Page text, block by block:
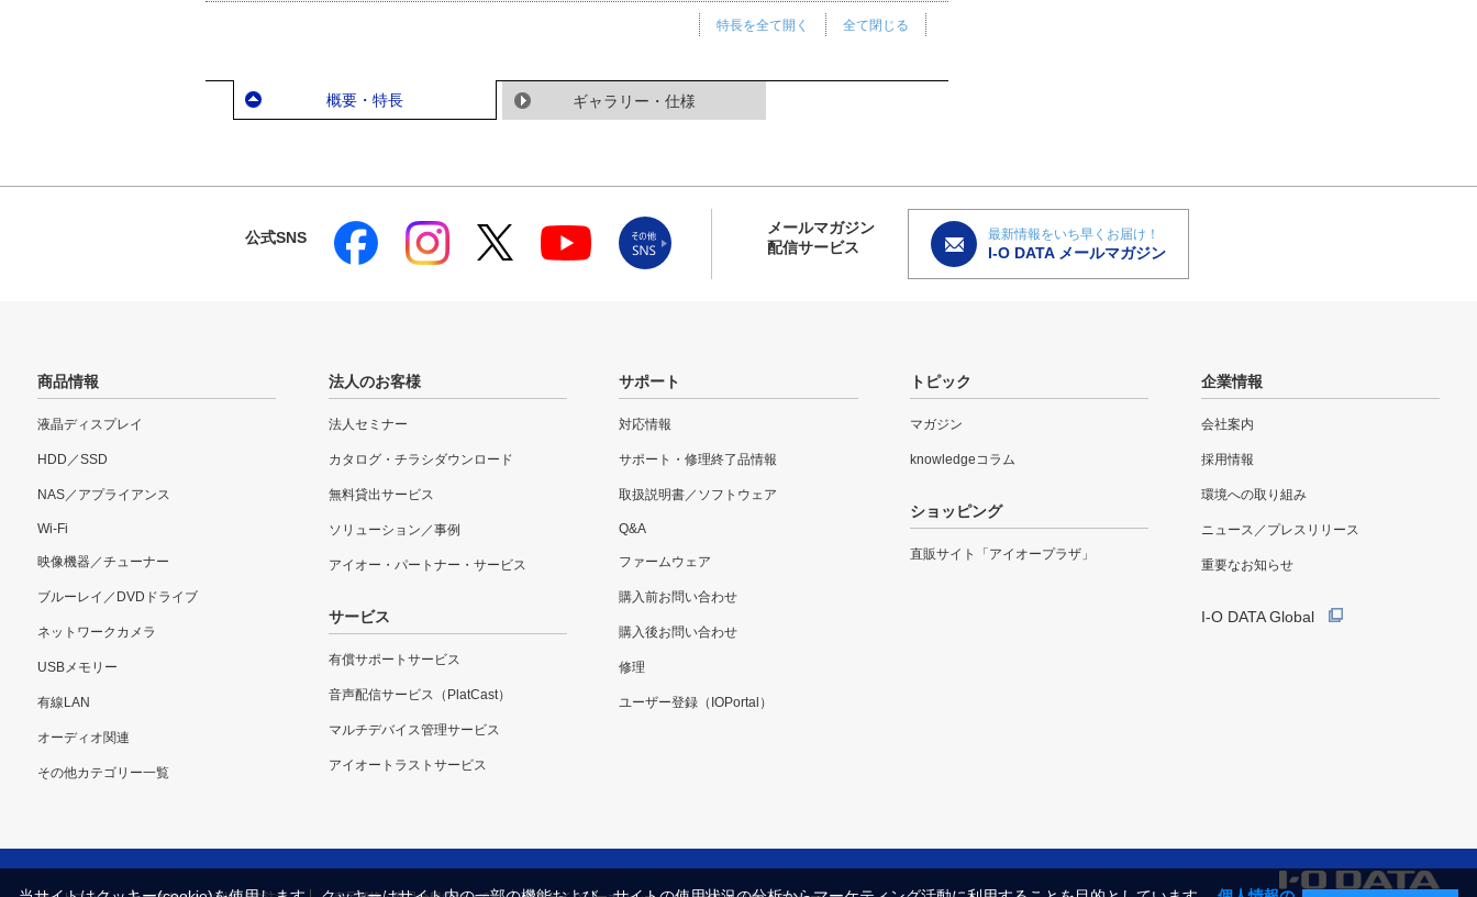
全て閉じる
特長を全て開く
概要・特長 ギャラリー・仕様
公式SNS
メールマガジン
配信サービス
最新情報をいち早くお届け！
I-O DATA メールマガジン
商品情報
液晶ディスプレイ
HDD／SSD
NAS／アプライアンス
Wi-Fi
映像機器／チューナー
ブルーレイ／DVDドライブ
ネットワークカメラ
USBメモリー
有線LAN
オーディオ関連
その他カテゴリー一覧
法人のお客様
法人セミナー
カタログ・チラシダウンロード
無料貸出サービス
ソリューション／事例
アイオー・パートナー・サービス
サービス
有償サポートサービス
音声配信サービス（PlatCast）
マルチデバイス管理サービス
アイオートラストサービス
サポート
対応情報
サポート・修理終了品情報
取扱説明書／ソフトウェア
Q&A
ファームウェア
購入前お問い合わせ
購入後お問い合わせ
修理
ユーザー登録（IOPortal）
トピック
マガジン
knowledgeコラム
ショッピング
直販サイト「アイオープラザ」
企業情報
会社案内
採用情報
環境への取り組み
ニュース／プレスリリース
重要なお知らせ
I-O DATA Global